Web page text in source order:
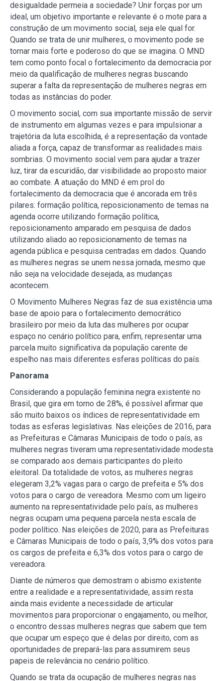
desigualdade permeia a sociedade? Unir forças por um
ideal, um objetivo importante e relevante é o mote para a
construção de um movimento social, seja ele qual for.
Quando se trata de unir mulheres, o movimento pode se
tornar mais forte e poderoso do que se imagina. O MND
tem como ponto focal o fortalecimento da democracia por
meio da qualificação de mulheres negras buscando
superar a falta da representação de mulheres negras em
todas as instâncias do poder.
O movimento social, com sua importante missão de servir
de instrumento em algumas vezes e para impulsionar a
trajetória da luta escolhida, é a representação da vontade
aliada a força, capaz de transformar as realidades mais
sombrias. O movimento social vem para ajudar a trazer
luz, tirar da escuridão, dar visibilidade ao proposto maior
ao combate. A atuação do MND é em prol do
fortalecimento da democracia que é ancorada em três
pilares: formação política, reposicionamento de temas na
agenda ocorre utilizando formação política,
reposicionamento amparado em pesquisa de dados
utilizando aliado ao reposicionamento de temas na
agenda pública e pesquisa centradas em dados. Quando
as mulheres negras se unem nessa jornada, mesmo que
não seja na velocidade desejada, as mudanças
acontecem.
O Movimento Mulheres Negras faz de sua existência uma
base de apoio para o fortalecimento democrático
brasileiro por meio da luta das mulheres por ocupar
espaço no cenário político para, enfim, representar uma
parcela muito significativa da população carente de
espelho nas mais diferentes esferas políticas do país.
Panorama
Considerando a população feminina negra existente no
Brasil, que gira em torno de 28%, é possível afirmar que
são muito baixos os índices de representatividade em
todas as esferas legislativas. Nas eleições de 2016, para
as Prefeituras e Câmaras Municipais de todo o país, as
mulheres negras tiveram uma representatividade modesta
se comparado aos demais participantes do pleito
eleitoral. Da totalidade de votos, as mulheres negras
elegeram 3,2% vagas para o cargo de prefeita e 5% dos
votos para o cargo de vereadora. Mesmo com um ligeiro
aumento na representatividade pelo país, as mulheres
negras ocupam uma pequena parcela nesta escala de
poder político. Nas eleições de 2020, para as Prefeituras
e Câmaras Municipais de todo o país, 3,9% dos votos para
os cargos de prefeita e 6,3% dos votos para o cargo de
vereadora.
Diante de números que demostram o abismo existente
entre a realidade e a representatividade, assim resta
ainda mais evidente a necessidade de articular
movimentos para proporcionar o engajamento, ou melhor,
o encontro dessas mulheres negras que sabem que tem
que ocupar um espeço que é delas por direito, com as
oportunidades de prepará-las para assumirem seus
papeis de relevância no cenário político.
Quando se trata da ocupação de mulheres negras nas